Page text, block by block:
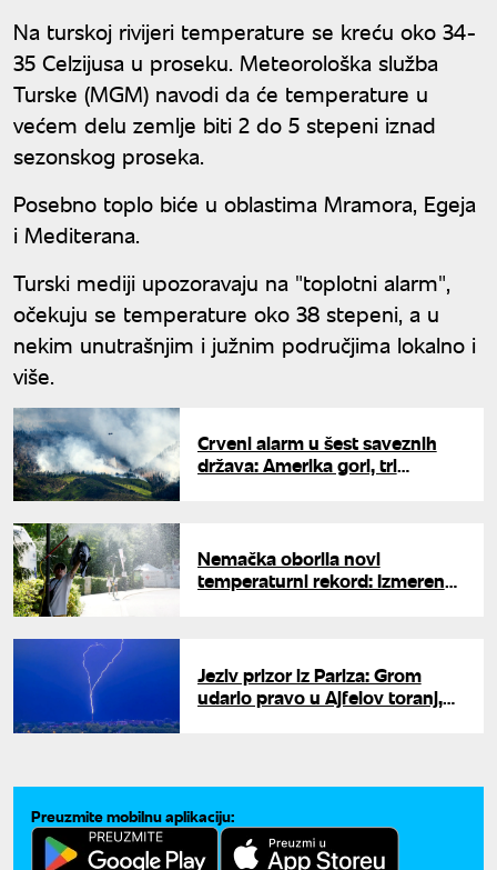
Na turskoj rivijeri temperature se kreću oko 34-
35 Celzijusa u proseku. Meteorološka služba
Turske (MGM) navodi da će temperature u
većem delu zemlje biti 2 do 5 stepeni iznad
sezonskog proseka.
Posebno toplo biće u oblastima Mramora, Egeja
i Mediterana.
Turski mediji upozoravaju na "toplotni alarm",
očekuju se temperature oko 38 stepeni, a u
nekim unutrašnjim i južnim područjima lokalno i
više.
Crveni alarm u šest saveznih
država: Amerika gori, tri
Nemačka oborila novi
temperaturni rekord: Izmerena
Jeziv prizor iz Pariza: Grom
udario pravo u Ajfelov toranj,
Preuzmite mobilnu aplikaciju: